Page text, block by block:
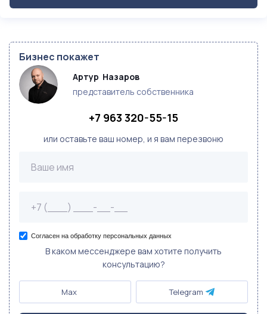
Бизнес покажет
Артур  Назаров
представитель собственника
+7 963 320-55-15
или оставьте ваш номер, и я вам перезвоню
Согласен на обработку персональных данных
В каком мессенджере вам хотите получить
консультацию?
Max Telegram